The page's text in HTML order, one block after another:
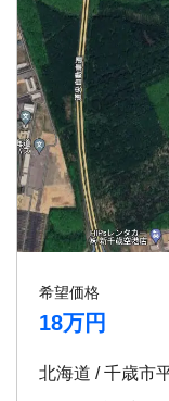
希望価格
18万円
北海道 / 千歳市